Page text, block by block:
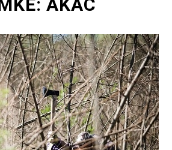
AKAC